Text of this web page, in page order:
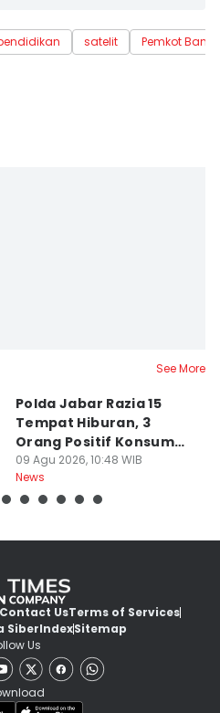
satelit
Pemkot
See More
Polda Jabar Razia 15
Tempat Hiburan, 3
Orang Positif Konsumsi
Narkoba
09 Agu 2026, 10:48 WIB
News
Contact UsTerms of Services
SiberIndexSitemap
Us